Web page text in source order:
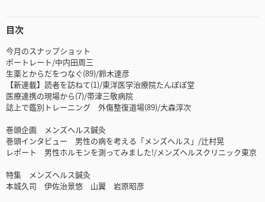
目次
今月のスナップショット
ポートレート/中内田周三
生薬とからだをつなぐ(89)/鈴木達彦
【新連載】読者を訪ねて(1)/東洋医学治療院たんぽぽ堂
医療連携の現場から(7)/帯津三敬病院
誌上で鑑別トレーニング 外傷整復道場(89)/大森淳次
巻頭企画 メンズヘルス鍼灸
巻頭インタビュー 男性の病を考える「メンズヘルス」/辻村晃
レポート 男性ホルモンを測ってみました!/メンズヘルスクリニック東京
特集 メンズヘルス鍼灸
本城久司 伊佐治景悠 山翼 岩原昭彦